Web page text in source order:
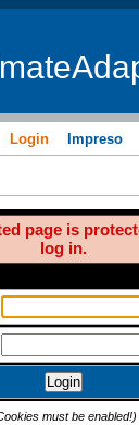
Login Impreso
page is
log in.
must be enabled!)